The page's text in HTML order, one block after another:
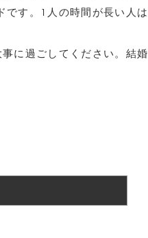
です。1人の時間が長い人は
に過ごしてください。結婚